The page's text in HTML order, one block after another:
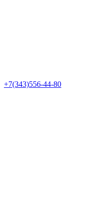
+7(343)556-44-80